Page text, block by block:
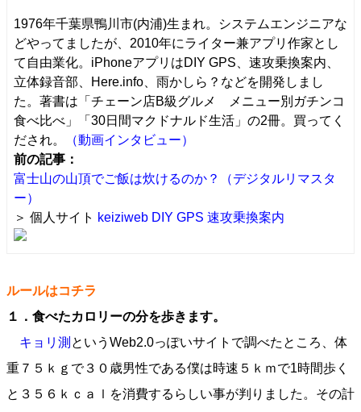
1976年千葉県鴨川市(内浦)生まれ。システムエンジニアな
どやってましたが、2010年にライター兼アプリ作家とし
て自由業化。iPhoneアプリはDIY GPS、速攻乗換案内、
立体録音部、Here.info、雨かしら？などを開発しまし
た。著書は「チェーン店B級グルメ メニュー別ガチンコ
食べ比べ」「30日間マクドナルド生活」の2冊。買ってく
だされ。
（動画インタビュー）
前の記事：
富士山の山頂でご飯は炊けるのか？（デジタルリマスタ
ー）
＞ 個人サイト keiziweb DIY GPS 速攻乗換案内
ルールはコチラ
１．食べたカロリーの分を歩きます。
キョリ測 というWeb2.0っぽいサイトで調べたところ、体
重７５ｋｇで３０歳男性である僕は時速５ｋｍで1時間歩く
と３５６ｋｃａｌを消費するらしい事が判りました。その計